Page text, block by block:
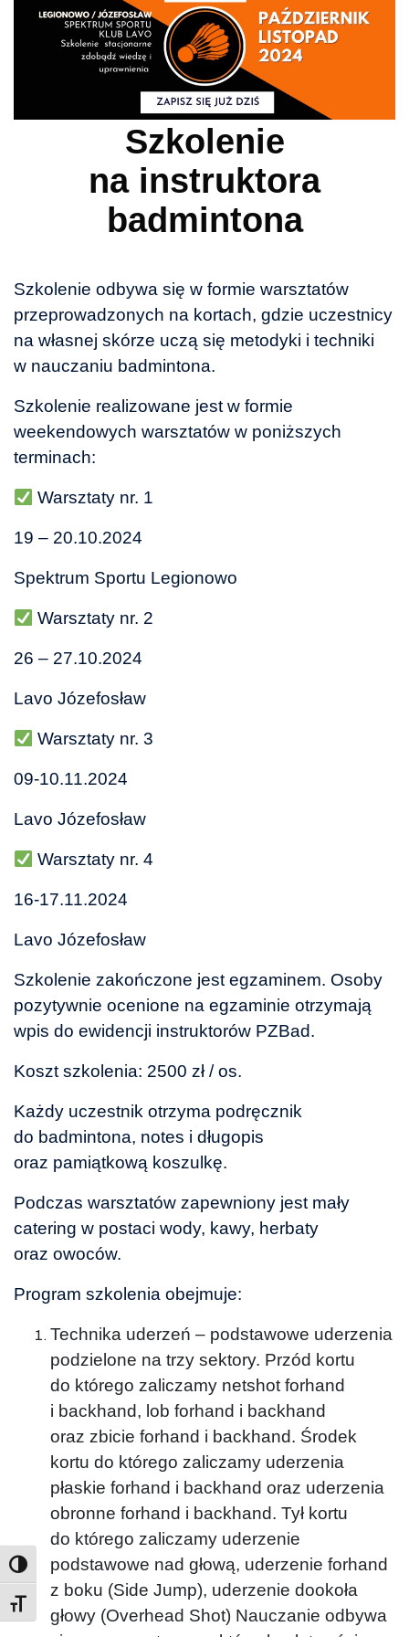
Toggle Font size
Szkolenie
na instruktora
badmintona
Szkolenie odbywa się w formie warsztatów
przeprowadzonych na kortach, gdzie uczestnicy
na własnej skórze uczą się metodyki i techniki
w nauczaniu badmintona.
Szkolenie realizowane jest w formie
weekendowych warsztatów w poniższych
terminach:
Warsztaty nr. 1
19 – 20.10.2024
Spektrum Sportu Legionowo
Warsztaty nr. 2
26 – 27.10.2024
Lavo Józefosław
Warsztaty nr. 3
09-10.11.2024
Lavo Józefosław
Warsztaty nr. 4
16-17.11.2024
Lavo Józefosław
Szkolenie zakończone jest egzaminem. Osoby
pozytywnie ocenione na egzaminie otrzymają
wpis do ewidencji instruktorów PZBad.
Koszt szkolenia: 2500 zł / os.
Każdy uczestnik otrzyma podręcznik
do badmintona, notes i długopis
oraz pamiątkową koszulkę.
Podczas warsztatów zapewniony jest mały
catering w postaci wody, kawy, herbaty
oraz owoców.
Program szkolenia obejmuje:
Technika uderzeń – podstawowe uderzenia
podzielone na trzy sektory. Przód kortu
do którego zaliczamy netshot forhand
i backhand, lob forhand i backhand
oraz zbicie forhand i backhand. Środek
kortu do którego zaliczamy uderzenia
płaskie forhand i backhand oraz uderzenia
obronne forhand i backhand. Tył kortu
do którego zaliczamy uderzenie
podstawowe nad głową, uderzenie forhand
z boku (Side Jump), uderzenie dookoła
głowy (Overhead Shot) Nauczanie odbywa